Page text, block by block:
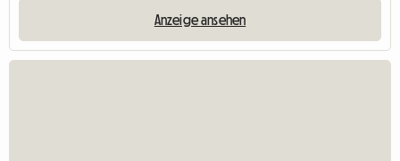
Anzeige ansehen